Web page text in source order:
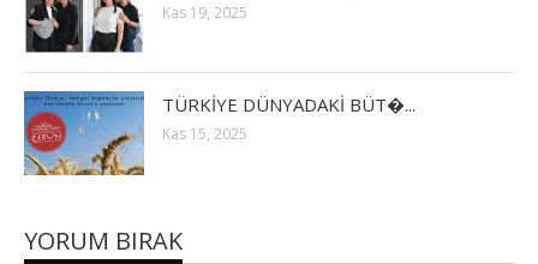
Kas 19, 2025
TÜRKİYE DÜNYADAKİ BÜT�...
Kas 15, 2025
YORUM BIRAK